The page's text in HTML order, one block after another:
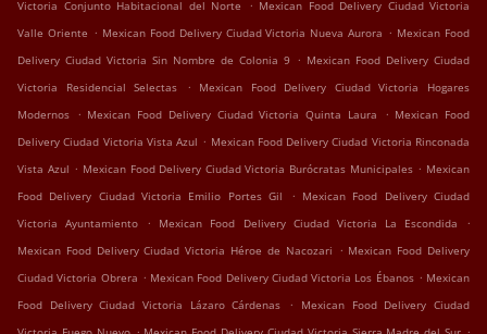
Victoria Conjunto Habitacional del Norte
Mexican Food Delivery Ciudad Victoria
Valle Oriente . Mexican Food Delivery Ciudad Victoria Nueva Aurora . Mexican Food
Delivery Ciudad Victoria Sin Nombre de Colonia 9 . Mexican Food Delivery Ciudad
Victoria Residencial Selectas
.
Mexican Food Delivery Ciudad Victoria Hogares
Modernos . Mexican Food Delivery Ciudad Victoria Quinta Laura . Mexican Food
Delivery Ciudad Victoria Vista Azul . Mexican Food Delivery Ciudad Victoria Rinconada
Vista Azul . Mexican Food Delivery Ciudad Victoria Burócratas Municipales . Mexican
Food Delivery Ciudad Victoria Emilio Portes Gil
. Mexican Food Delivery Ciudad
Victoria Ayuntamiento
. Mexican Food Delivery Ciudad Victoria La Escondida
.
Mexican Food Delivery Ciudad Victoria Héroe de Nacozari . Mexican Food Delivery
Ciudad Victoria Obrera . Mexican Food Delivery Ciudad Victoria Los Ébanos . Mexican
Food Delivery Ciudad Victoria Lázaro Cárdenas
.
Mexican Food Delivery Ciudad
.
.